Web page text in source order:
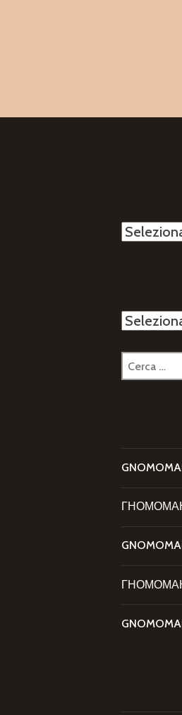
Categorie
Categorie
Ricerca
per: